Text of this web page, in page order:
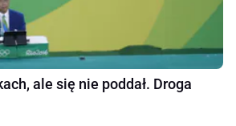
ale się nie poddał. Droga